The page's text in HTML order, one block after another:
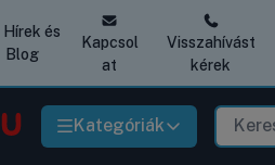
Kategóriák
Hírek és
Blog
Kapcsol
at
Visszahívást
kérek